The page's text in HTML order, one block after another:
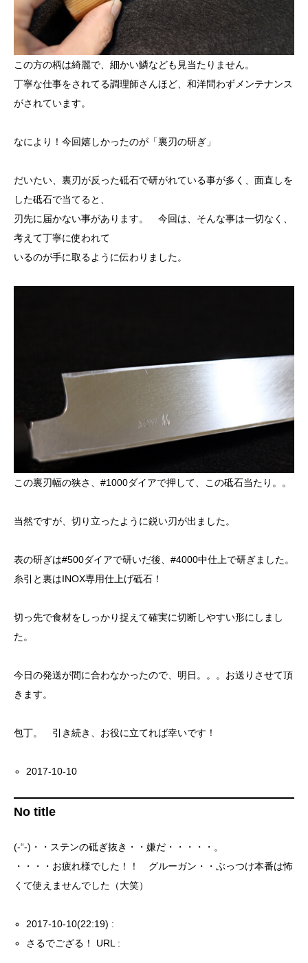
この方の柄は綺麗で、細かい鱗なども見当たりません。
丁寧な仕事をされてる調理師さんほど、和洋問わずメンテナンス
がされています。
なにより！今回嬉しかったのが「裏刃の研ぎ」
だいたい、裏刃が反った砥石で研がれている事が多く、面直しを
した砥石で当てると、
刃先に届かない事があります。 今回は、そんな事は一切なく、
考えて丁寧に使われて
いるのが手に取るように伝わりました。
この裏刃幅の狭さ、#1000ダイアで押して、この砥石当たり。。
当然ですが、切り立ったように鋭い刃が出ました。
表の研ぎは#500ダイアで研いだ後、#4000中仕上で研ぎました。
糸引と裏はINOX専用仕上げ砥石！
切っ先で食材をしっかり捉えて確実に切断しやすい形にしまし
た。
今日の発送が間に合わなかったので、明日。。。お送りさせて頂
きます。
包丁。 引き続き、お役に立てれば幸いです！
2017-10-10
No title
(-“-)・・ステンの砥ぎ抜き・・嫌だ・・・・・。
・・・・お疲れ様でした！！ グルーガン・・ぶっつけ本番は怖
くて使えませんでした（大笑）
2017-10-10(22:19) :
さるでござる！ URL :